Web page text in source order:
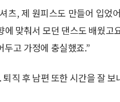
츠, 제 원피스도 만들어 입었
맞춰서 모던 댄스도 배웠고
두고 가정에 충실했죠.”
직 후 남편 또한 시간을 잘